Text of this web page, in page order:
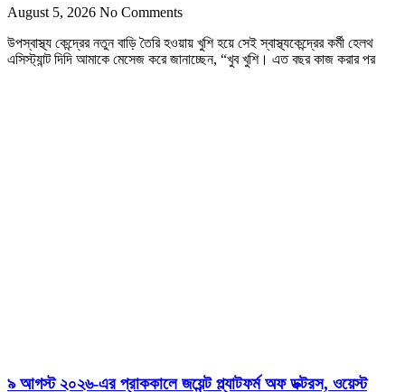
August 5, 2026 No Comments
উপস্বাস্থ্য কেন্দ্রের নতুন বাড়ি তৈরি হওয়ায় খুশি হয়ে সেই স্বাস্থ্যকেন্দ্রের কর্মী হেলথ
এসিস্ট্যান্ট দিদি আমাকে মেসেজ করে জানাচ্ছেন, “খুব খুশি। এত বছর কাজ করার পর
৯ আগস্ট ২০২৬-এর প্রাককালে জয়েন্ট প্ল্যাটফর্ম অফ ডক্টরস, ওয়েস্ট